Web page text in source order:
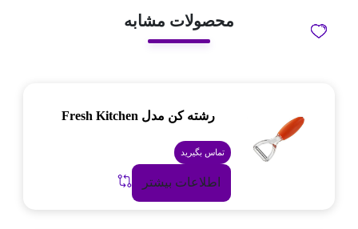
محصولات مشابه
رشته کن مدل Fresh Kitchen
تماس بگیرید
اطلاعات بیشتر